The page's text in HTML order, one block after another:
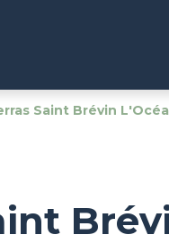
Saint Brévin